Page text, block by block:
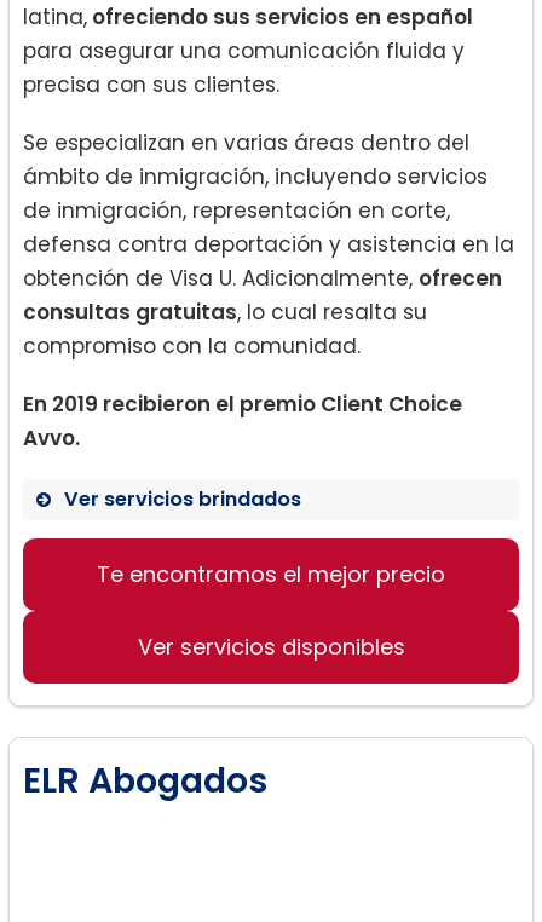
latina, ofreciendo sus servicios en español
para asegurar una comunicación fluida y
precisa con sus clientes.
Se especializan en varias áreas dentro del
ámbito de inmigración, incluyendo servicios
de inmigración, representación en corte,
defensa contra deportación y asistencia en la
obtención de Visa U. Adicionalmente, ofrecen
consultas gratuitas, lo cual resalta su
compromiso con la comunidad.
En 2019 recibieron el premio Client Choice
Avvo.
Ver servicios brindados
Servicios de Inmigración
Defensa contra Deportación
Asistencia en Visa U
Te encontramos el mejor precio
Ver servicios disponibles
ELR Abogados